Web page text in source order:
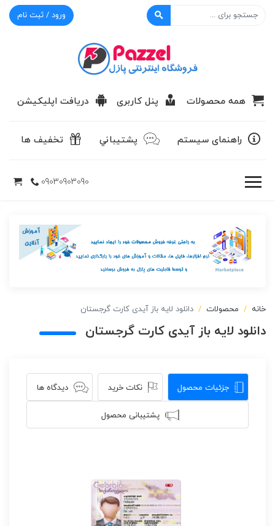
ورود / ثبت نام
همه محصولات پنل کاربری دریافت اپلیکیشن
راهنمای سیستم پشتيباني تخفیف ها
09030903090
خانه محصولات دانلود لایه باز آیدی کارت گرجستان
دانلود لایه باز آیدی کارت گرجستان
جزئیات محصول نکات خرید دیدگاه ها
پشتیبانی محصول